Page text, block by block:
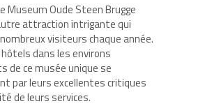
Museum Oude Steen Brugge
attraction intrigante qui
visiteurs chaque année.
dans les environs
de ce musée unique se
par leursexcellentes critiques
de leurs services.